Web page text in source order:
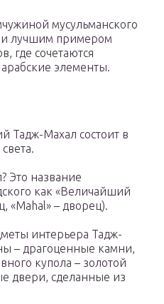
мусульманского
и лучшим примером
где сочетаются
элементы.
Тадж-Махал состоит в
Это название
как «Величайший
«Mahal» – дворец).
интерьера Тадж-
– драгоценные камни,
купола – золотой
двери, сделанные из